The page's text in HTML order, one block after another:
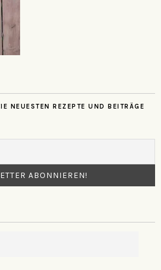
NEUESTEN REZEPTE UND BEITRÄGE